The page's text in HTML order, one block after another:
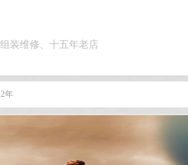
装维修、十五年老店
年